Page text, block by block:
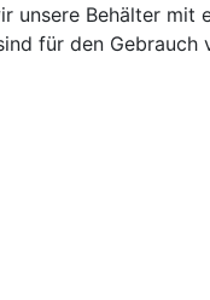
unsere Behälter mit
für den